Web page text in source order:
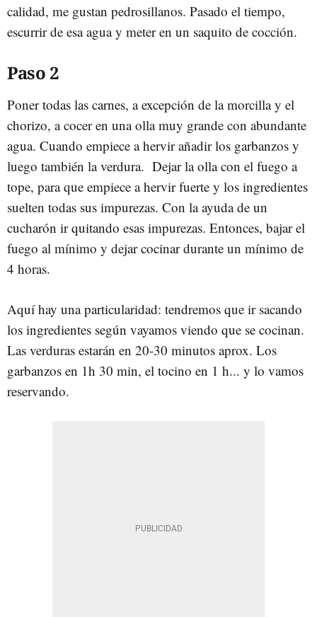
calidad, me gustan pedrosillanos. Pasado el tiempo,
escurrir de esa agua y meter en un saquito de cocción.
Paso 2
Poner todas las carnes, a excepción de la morcilla y el
chorizo, a cocer en una olla muy grande con abundante
agua. Cuando empiece a hervir añadir los garbanzos y
luego también la verdura. Dejar la olla con el fuego a
tope, para que empiece a hervir fuerte y los ingredientes
suelten todas sus impurezas. Con la ayuda de un
cucharón ir quitando esas impurezas. Entonces, bajar el
fuego al mínimo y dejar cocinar durante un mínimo de
4 horas.
Aquí hay una particularidad: tendremos que ir sacando
los ingredientes según vayamos viendo que se cocinan.
Las verduras estarán en 20-30 minutos aprox. Los
garbanzos en 1h 30 min, el tocino en 1 h... y lo vamos
reservando.